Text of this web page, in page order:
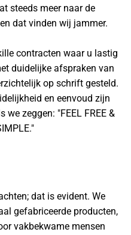
steeds meer naar de
dat vinden wij jammer.
contracten waar u lastig
duidelijke afspraken van
op schrift gesteld.
en eenvoud zijn
zeggen: "FEEL FREE &
dat is evident. We
gefabriceerde producten,
vakbekwame mensen